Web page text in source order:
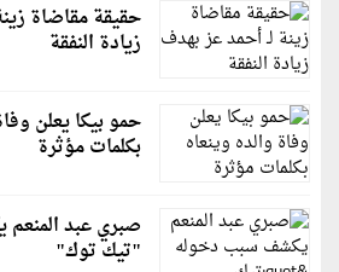
حقيقة مقاضاة
زيادة النفقة
حمو بيكا يعلن
بكلمات مؤثرة
صبري عبد
"تيك توك"